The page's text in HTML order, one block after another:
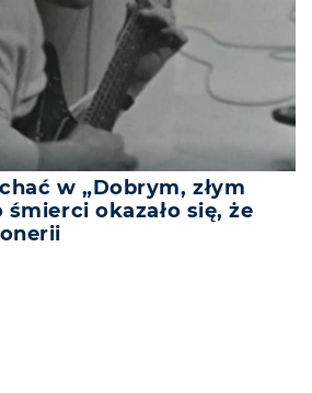
w „Dobrym, złym
okazało się, że